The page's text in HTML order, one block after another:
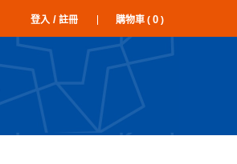
登入 / 註冊 購物車 ( 0 )